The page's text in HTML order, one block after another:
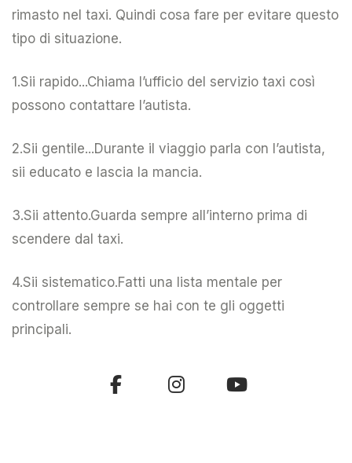
rimasto nel taxi. Quindi cosa fare per evitare questo
tipo di situazione.
1.Sii rapido...Chiama l’ufficio del servizio taxi così
possono contattare l’autista.
2.Sii gentile...Durante il viaggio parla con l’autista,
sii educato e lascia la mancia.
3.Sii attento.Guarda sempre all’interno prima di
scendere dal taxi.
4.Sii sistematico.Fatti una lista mentale per
controllare sempre se hai con te gli oggetti
principali.